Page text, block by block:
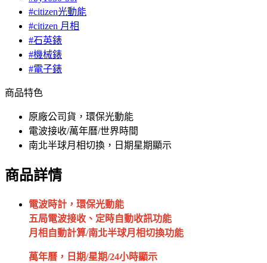
#citizen光動能
#citizen 月相
#石英錶
#機械錶
#電子錶
商品特色
原廠公司貨，環保光動能
電波接收/萬年曆/世界時間
南北半球月相切換，日期星期顯示
商品詳情
電波時計，環保光動能
五局電波接收、定時自動收訊功能
月相自動計算/南北半球月相切換功能
萬年曆，日期/星期/24小時顯示